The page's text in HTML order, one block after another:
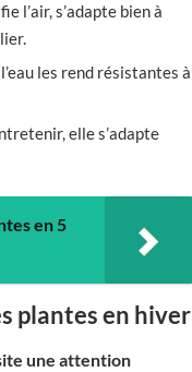
l’air, s’adapte bien à
les rend résistantes à
elle s’adapte
en 5
plantes en hiver
une attention